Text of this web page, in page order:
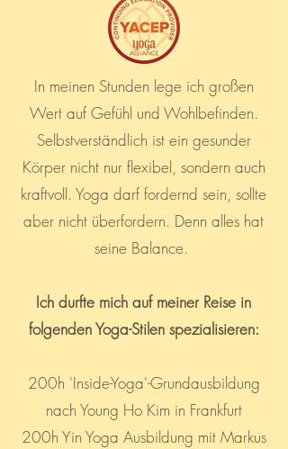
In meinen Stunden lege ich großen
Wert auf Gefühl und Wohlbefinden.
Selbstverständlich ist ein gesunder
Körper nicht nur flexibel, sondern auch
kraftvoll. Yoga darf fordernd sein, sollte
aber nicht überfordern. Denn alles hat
seine Balance.
Ich durfte mich auf meiner Reise in
folgenden Yoga-Stilen spezialisieren:
200h 'Inside-Yoga'-Grundausbildung
nach Young Ho Kim in Frankfurt
200h Yin Yoga Ausbildung mit Markus